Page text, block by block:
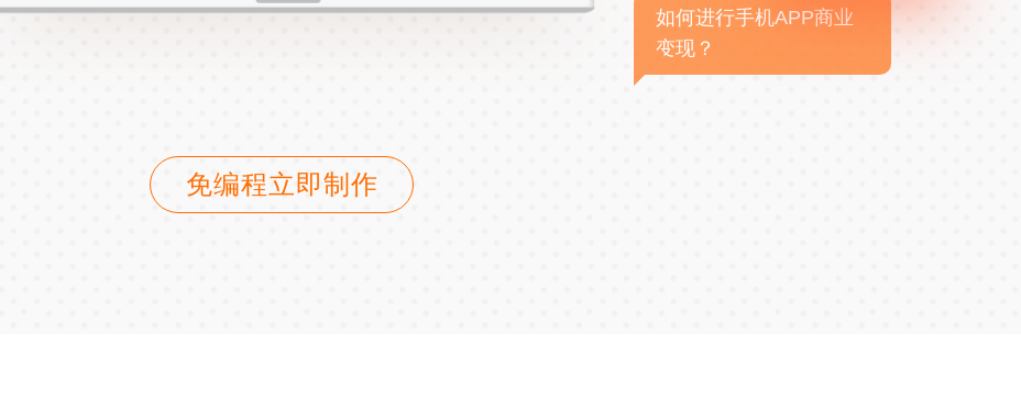
如何进行手机APP商业
变现？
免编程立即制作